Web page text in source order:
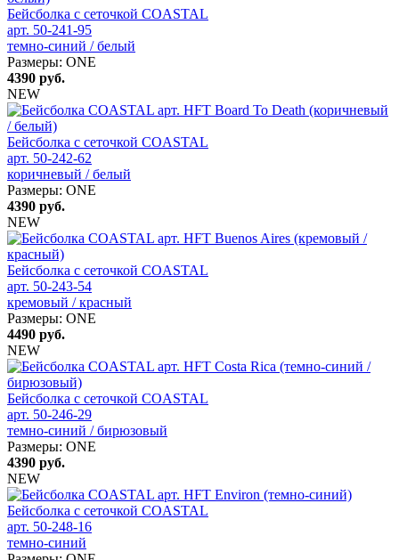
Бейсболка с сеточкой COASTAL
арт. 50-241-95
темно-синий / белый
Размеры: ONE
4390 руб.
NEW
Бейсболка с сеточкой COASTAL
арт. 50-242-62
коричневый / белый
Размеры: ONE
4390 руб.
NEW
Бейсболка с сеточкой COASTAL
арт. 50-243-54
кремовый / красный
Размеры: ONE
4490 руб.
NEW
Бейсболка с сеточкой COASTAL
арт. 50-246-29
темно-синий / бирюзовый
Размеры: ONE
4390 руб.
NEW
Бейсболка с сеточкой COASTAL
арт. 50-248-16
темно-синий